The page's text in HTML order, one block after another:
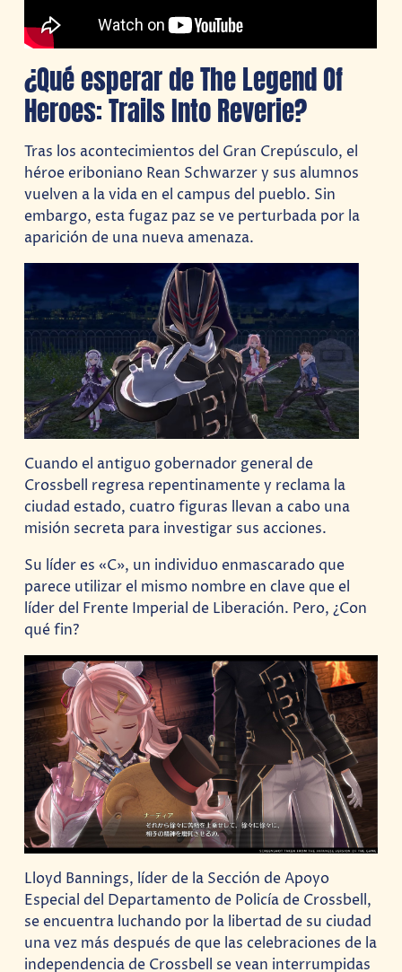
¿Qué esperar de The Legend Of
Heroes: Trails Into Reverie?
Tras los acontecimientos del Gran Crepúsculo, el
héroe eriboniano Rean Schwarzer y sus alumnos
vuelven a la vida en el campus del pueblo. Sin
embargo, esta fugaz paz se ve perturbada por la
aparición de una nueva amenaza.
Cuando el antiguo gobernador general de
Crossbell regresa repentinamente y reclama la
ciudad estado, cuatro figuras llevan a cabo una
misión secreta para investigar sus acciones.
Su líder es «C», un individuo enmascarado que
parece utilizar el mismo nombre en clave que el
líder del Frente Imperial de Liberación. Pero, ¿Con
qué fin?
Lloyd Bannings, líder de la Sección de Apoyo
Especial del Departamento de Policía de Crossbell,
se encuentra luchando por la libertad de su ciudad
una vez más después de que las celebraciones de la
independencia de Crossbell se vean interrumpidas